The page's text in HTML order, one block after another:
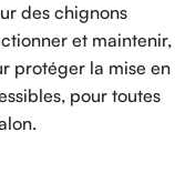
des chignons
et maintenir,
protéger la mise en
pour toutes